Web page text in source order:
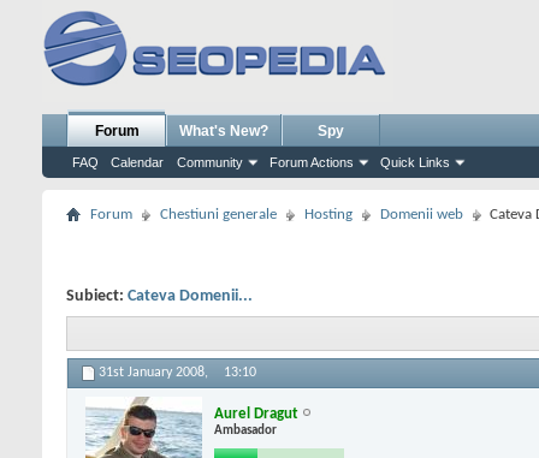
Forum
FAQ Calendar Community Forum Actions Quick Links
What's New? Spy
Forum Chestiuni generale Hosting Domenii web Cateva
Subiect: Cateva Domenii...
31st January 2008, 13:10
Aurel Dragut
Ambasador